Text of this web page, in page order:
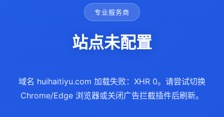
专业服务商
站点未配置
域名 huihaitiyu.com 加载失败：XHR 0。请尝试切换
Chrome/Edge 浏览器或关闭广告拦截插件后刷新。